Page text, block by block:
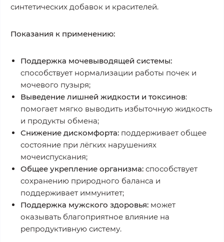
синтетических добавок и красителей.
Показания к применению:
Поддержка мочевыводящей системы:
способствует нормализации работы почек и
мочевого пузыря;
Выведение лишней жидкости и токсинов:
помогает мягко выводить избыточную жидкость
и продукты обмена;
Снижение дискомфорта: поддерживает общее
состояние при лёгких нарушениях
мочеиспускания;
Общее укрепление организма: способствует
сохранению природного баланса и
поддерживает иммунитет;
Поддержка мужского здоровья: может
оказывать благоприятное влияние на
репродуктивную систему.